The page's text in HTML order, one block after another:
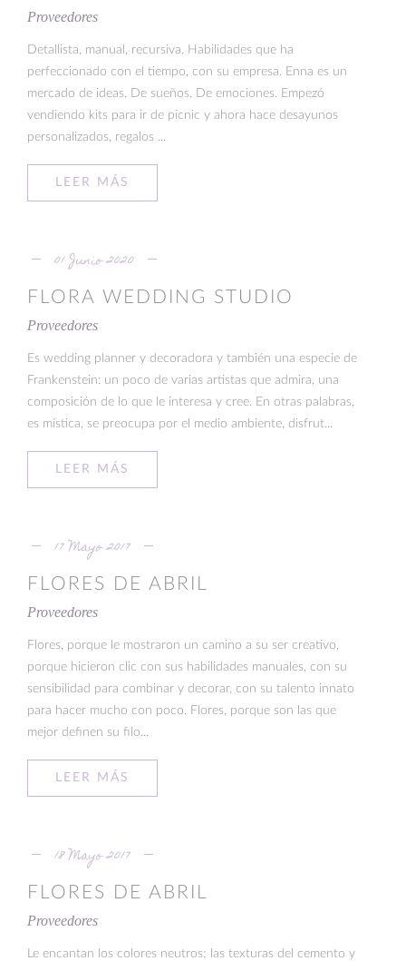
Proveedores
Detallista, manual, recursiva. Habilidades que ha
perfeccionado con el tiempo, con su empresa. Enna es un
mercado de ideas. De sueños. De emociones. Empezó
vendiendo kits para ir de picnic y ahora hace desayunos
personalizados, regalos ...
LEER MÁS
01 Junio 2020
FLORA WEDDING STUDIO
Proveedores
Es wedding planner y decoradora y también una especie de
Frankenstein: un poco de varias artistas que admira, una
composición de lo que le interesa y cree. En otras palabras,
es mística, se preocupa por el medio ambiente, disfrut...
LEER MÁS
17 Mayo 2017
FLORES DE ABRIL
Proveedores
Flores, porque le mostraron un camino a su ser creativo,
porque hicieron clic con sus habilidades manuales, con su
sensibilidad para combinar y decorar, con su talento innato
para hacer mucho con poco. Flores, porque son las que
mejor definen su filo...
LEER MÁS
18 Mayo 2017
FLORES DE ABRIL
Proveedores
Le encantan los colores neutros; las texturas del cemento y